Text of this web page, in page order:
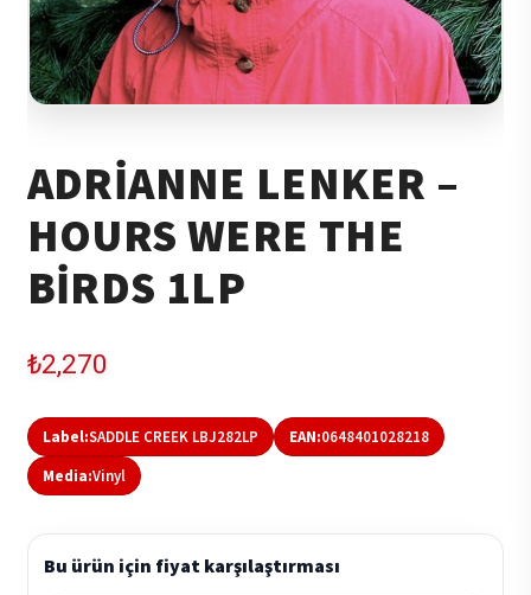
ADRIANNE LENKER –
HOURS WERE THE
BIRDS 1LP
₺2,270
Label:SADDLE CREEK LBJ282LP EAN:0648401028218
Media:Vinyl
Bu ürün için fiyat karşılaştırması